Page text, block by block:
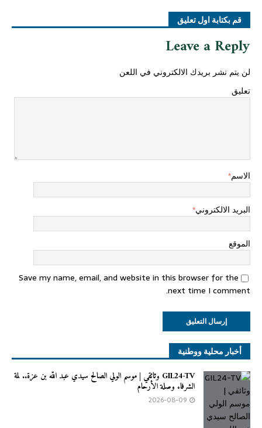
قم بكتابة اول تعليق
Leave a Reply
لن يتم نشر بريدك الالكتروني في اللعن
تعليق
الاسم*
البريد الالكتروني*
الموقع
Save my name, email, and website in this browser for the
next time I comment.
أخبار محلية ووطنية
GIL24-TV وثائقي | موسم الولي الصالح سيدي عبد الله بن عزة.. لَمة
الشرفاء وصلة الأرحام
2026-08-09